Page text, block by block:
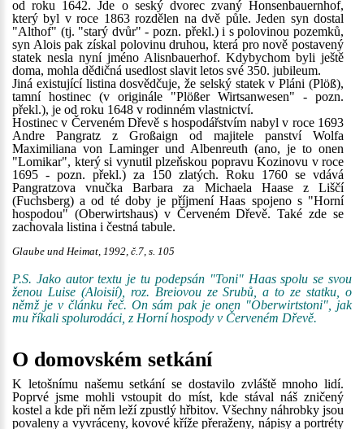
od roku 1642. Jde o seský dvorec zvaný Honsenbauernhof,
který byl v roce 1863 rozdělen na dvě půle. Jeden syn dostal
"Althof" (tj. "starý dvůr" - pozn. překl.) i s polovinou pozemků,
syn Alois pak získal polovinu druhou, která pro nově postavený
statek nesla nyní jméno Alisnbauerhof. Kdybychom byli ještě
doma, mohla dědičná usedlost slavit letos své 350. jubileum.
Jiná existující listina dosvědčuje, že selský statek v Pláni (Plöß),
tamní hostinec (v originále "Plößer Wirtsanwesen" - pozn.
překl.), je od roku 1648 v rodinném vlastnictví.
Hostinec v Červeném Dřevě s hospodářstvím nabyl v roce 1693
Andre Pangratz z Großaign od majitele panství Wolfa
Maximiliana von Laminger und Albenreuth (ano, je to onen
"Lomikar", který si vynutil plzeňskou popravu Kozinovu v roce
1695 - pozn. překl.) za 150 zlatých. Roku 1760 se vdává
Pangratzova vnučka Barbara za Michaela Haase z Liščí
(Fuchsberg) a od té doby je příjmení Haas spojeno s "Horní
hospodou" (Oberwirtshaus) v Červeném Dřevě. Také zde se
zachovala listina i čestná tabule.
Glaube und Heimat, 1992, č.7, s. 105
P.S. Jako autor textu je tu podepsán "Toni" Haas spolu se svou
ženou Luise (Aloisií), roz. Breiovou ze Srubů, a to ze statku, o
němž je v článku řeč. On sám pak je onen "Oberwirtstoni", jak
mu říkali spolurodáci, z Horní hospody v Červeném Dřevě.
O domovském setkání
K letošnímu našemu setkání se dostavilo zvláště mnoho lidí.
Poprvé jsme mohli vstoupit do míst, kde stával náš zničený
kostel a kde při něm leží zpustlý hřbitov. Všechny náhrobky jsou
povaleny a vyvráceny, kovové kříže přeraženy, nápisy a portréty